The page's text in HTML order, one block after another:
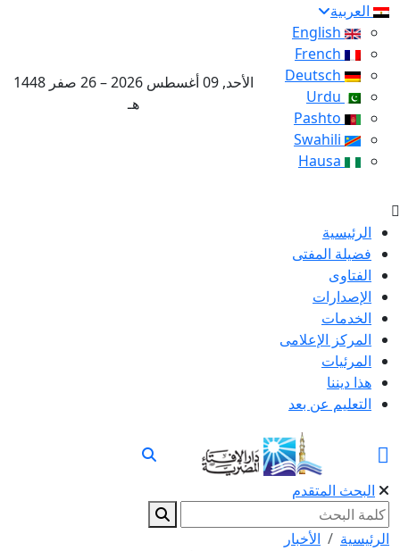
العربية
الأحد, 09 أغسطس 2026 – 26 صفر 1448
هـ
الرئيسية
فضيلة المفتى
الفتاوى
الإصدارات
الخدمات
المركز الإعلامى
المرئيات
هذا ديننا
التعليم عن بعد
البحث المتقدم
الرئيسية
الأخبار